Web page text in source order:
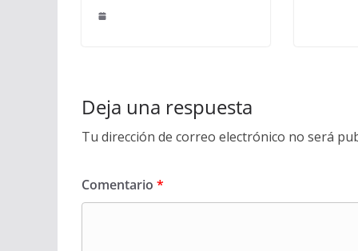
Deja una respuesta
Tu dirección de correo electrónico no será
Comentario *